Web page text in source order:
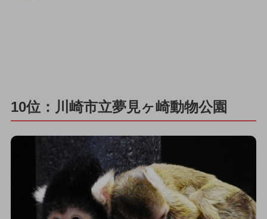
10位：川崎市立夢見ヶ崎動物公園